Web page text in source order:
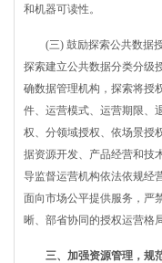
和机器可读性。
(三) 鼓励探索公共数据授
探索建立公共数据分类分级
确数据管理机构，探索将授
件、运营模式、运营期限、
权、分领域授权、依场景授
据资源开发、产品经营和技
导监督运营机构依法依规经
面向市场公平提供服务，严
晰、部省协同的授权运营格
三、加强资源管理，规